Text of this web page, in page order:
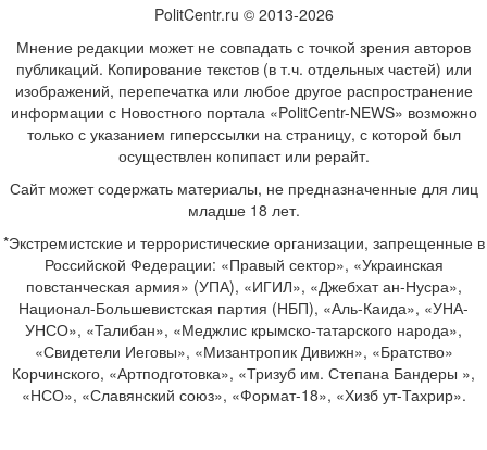
PolitCentr.ru © 2013-2026
Мнение редакции может не совпадать с точкой зрения авторов
публикаций. Копирование текстов (в т.ч. отдельных частей) или
изображений, перепечатка или любое другое распространение
информации с Новостного портала «PolitCentr-NEWS» возможно
только с указанием гиперссылки на страницу, с которой был
осуществлен копипаст или рерайт.
Сайт может содержать материалы, не предназначенные для лиц
младше 18 лет.
*Экстремистские и террористические организации, запрещенные в
Российской Федерации: «Правый сектор», «Украинская
повстанческая армия» (УПА), «ИГИЛ», «Джебхат ан-Нусра»,
Национал-Большевистская партия (НБП), «Аль-Каида», «УНА-
УНСО», «Талибан», «Меджлис крымско-татарского народа»,
«Свидетели Иеговы», «Мизантропик Дивижн», «Братство»
Корчинского, «Артподготовка», «Тризуб им. Степана Бандеры »,
«НСО», «Славянский союз», «Формат-18», «Хизб ут-Тахрир».